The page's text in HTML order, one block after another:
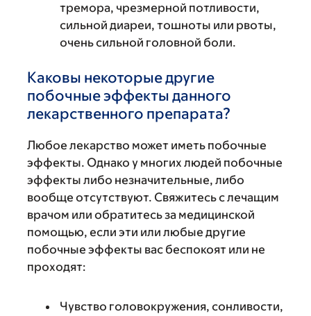
тремора, чрезмерной потливости,
сильной диареи, тошноты или рвоты,
очень сильной головной боли.
Каковы некоторые другие
побочные эффекты данного
лекарственного препарата?
Любое лекарство может иметь побочные
эффекты. Однако у многих людей побочные
эффекты либо незначительные, либо
вообще отсутствуют. Свяжитесь с лечащим
врачом или обратитесь за медицинской
помощью, если эти или любые другие
побочные эффекты вас беспокоят или не
проходят:
Чувство головокружения, сонливости,